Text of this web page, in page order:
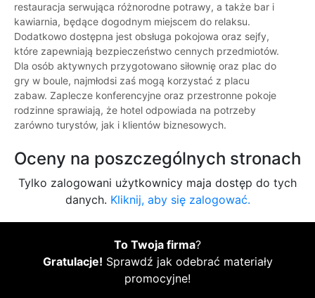
restauracja serwująca różnorodne potrawy, a także bar i
kawiarnia, będące dogodnym miejscem do relaksu.
Dodatkowo dostępna jest obsługa pokojowa oraz sejfy,
które zapewniają bezpieczeństwo cennych przedmiotów.
Dla osób aktywnych przygotowano siłownię oraz plac do
gry w boule, najmłodsi zaś mogą korzystać z placu
zabaw. Zaplecze konferencyjne oraz przestronne pokoje
rodzinne sprawiają, że hotel odpowiada na potrzeby
zarówno turystów, jak i klientów biznesowych.
Oceny na poszczególnych stronach
Tylko zalogowani użytkownicy maja dostęp do tych
danych. Kliknij, aby się zalogować.
To Twoja firma?
Gratulacje! Sprawdź jak odebrać materiały
promocyjne!